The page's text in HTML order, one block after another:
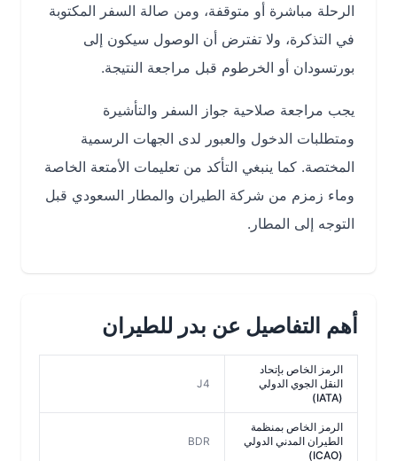
الرحلة مباشرة أو متوقفة، ومن صالة السفر المكتوبة
في التذكرة، ولا تفترض أن الوصول سيكون إلى
بورتسودان أو الخرطوم قبل مراجعة النتيجة.
يجب مراجعة صلاحية جواز السفر والتأشيرة
ومتطلبات الدخول والعبور لدى الجهات الرسمية
المختصة. كما ينبغي التأكد من تعليمات الأمتعة الخاصة
وماء زمزم من شركة الطيران والمطار السعودي قبل
التوجه إلى المطار.
أهم التفاصيل عن بدر للطيران
الرمز الخاص بإتحاد
النقل الجوي الدولي
الرمز الخاص بمنظمة
الطيران المدني الدولي
BDR